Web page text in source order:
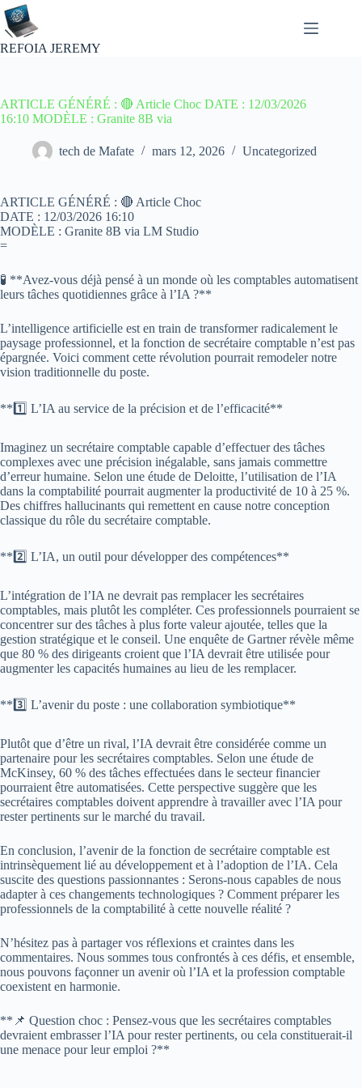
Passer
au
contenu
REFOIA JEREMY
ARTICLE GÉNÉRÉ : 🔴 Article Choc DATE : 12/03/2026
16:10 MODÈLE : Granite 8B via
tech de Mafate mars 12, 2026 Uncategorized
ARTICLE GÉNÉRÉ : 🔴 Article Choc
DATE : 12/03/2026 16:10
MODÈLE : Granite 8B via LM Studio
=
🧪 **Avez-vous déjà pensé à un monde où les comptables automatisent
leurs tâches quotidiennes grâce à l’IA ?**
L’intelligence artificielle est en train de transformer radicalement le
paysage professionnel, et la fonction de secrétaire comptable n’est pas
épargnée. Voici comment cette révolution pourrait remodeler notre
vision traditionnelle du poste.
**1️⃣ L’IA au service de la précision et de l’efficacité**
Imaginez un secrétaire comptable capable d’effectuer des tâches
complexes avec une précision inégalable, sans jamais commettre
d’erreur humaine. Selon une étude de Deloitte, l’utilisation de l’IA
dans la comptabilité pourrait augmenter la productivité de 10 à 25 %.
Des chiffres hallucinants qui remettent en cause notre conception
classique du rôle du secrétaire comptable.
**2️⃣ L’IA, un outil pour développer des compétences**
L’intégration de l’IA ne devrait pas remplacer les secrétaires
comptables, mais plutôt les compléter. Ces professionnels pourraient se
concentrer sur des tâches à plus forte valeur ajoutée, telles que la
gestion stratégique et le conseil. Une enquête de Gartner révèle même
que 80 % des dirigeants croient que l’IA devrait être utilisée pour
augmenter les capacités humaines au lieu de les remplacer.
**3️⃣ L’avenir du poste : une collaboration symbiotique**
Plutôt que d’être un rival, l’IA devrait être considérée comme un
partenaire pour les secrétaires comptables. Selon une étude de
McKinsey, 60 % des tâches effectuées dans le secteur financier
pourraient être automatisées. Cette perspective suggère que les
secrétaires comptables doivent apprendre à travailler avec l’IA pour
rester pertinents sur le marché du travail.
En conclusion, l’avenir de la fonction de secrétaire comptable est
intrinsèquement lié au développement et à l’adoption de l’IA. Cela
suscite des questions passionnantes : Serons-nous capables de nous
adapter à ces changements technologiques ? Comment préparer les
professionnels de la comptabilité à cette nouvelle réalité ?
N’hésitez pas à partager vos réflexions et craintes dans les
commentaires. Nous sommes tous confrontés à ces défis, et ensemble,
nous pouvons façonner un avenir où l’IA et la profession comptable
coexistent en harmonie.
**📌 Question choc : Pensez-vous que les secrétaires comptables
devraient embrasser l’IA pour rester pertinents, ou cela constituerait-il
une menace pour leur emploi ?**